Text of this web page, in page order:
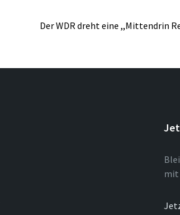
Der WDR dreht eine ,,Mittendrin
mit